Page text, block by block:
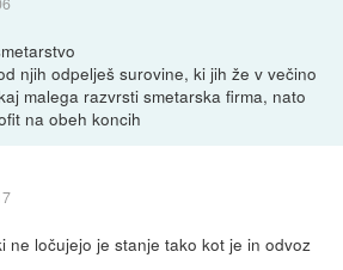
njih odpelješ surovine, ki jih že v večino
malega razvrsti smetarska firma, nato
na obeh koncih
ne ločujejo je stanje tako kot je in odvoz